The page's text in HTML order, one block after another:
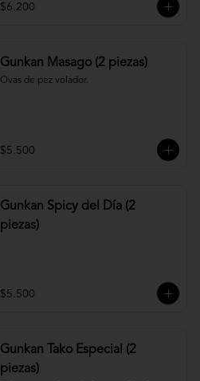
$6.200
Gunkan Masago (2 piezas)
Ovas de pez volador.
$5.500
Gunkan Spicy del Día (2
piezas)
$5.500
Gunkan Tako Especial (2
piezas)